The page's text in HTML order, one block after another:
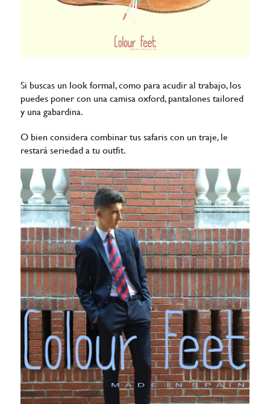
Si buscas un look formal, como para acudir al trabajo, los
puedes poner con una camisa oxford, pantalones tailored
y una gabardina.
O bien considera combinar tus safaris con un traje, le
restará seriedad a tu outfit.